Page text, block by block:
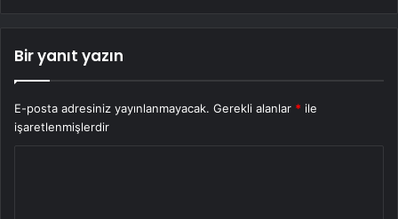
Bir yanıt yazın
E-posta adresiniz yayınlanmayacak. Gerekli alanlar * ile
işaretlenmişlerdir